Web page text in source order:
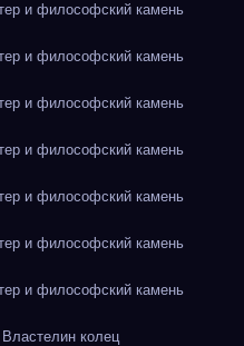
и философский камень
и философский камень
и философский камень
и философский камень
и философский камень
и философский камень
и философский камень
колец